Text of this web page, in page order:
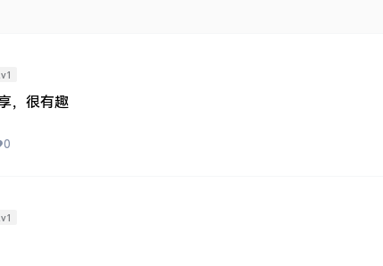
，很有趣
0